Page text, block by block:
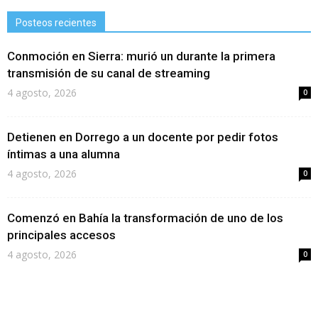
Posteos recientes
Conmoción en Sierra: murió un durante la primera
transmisión de su canal de streaming
4 agosto, 2026 0
Detienen en Dorrego a un docente por pedir fotos
íntimas a una alumna
4 agosto, 2026 0
Comenzó en Bahía la transformación de uno de los
principales accesos
4 agosto, 2026 0